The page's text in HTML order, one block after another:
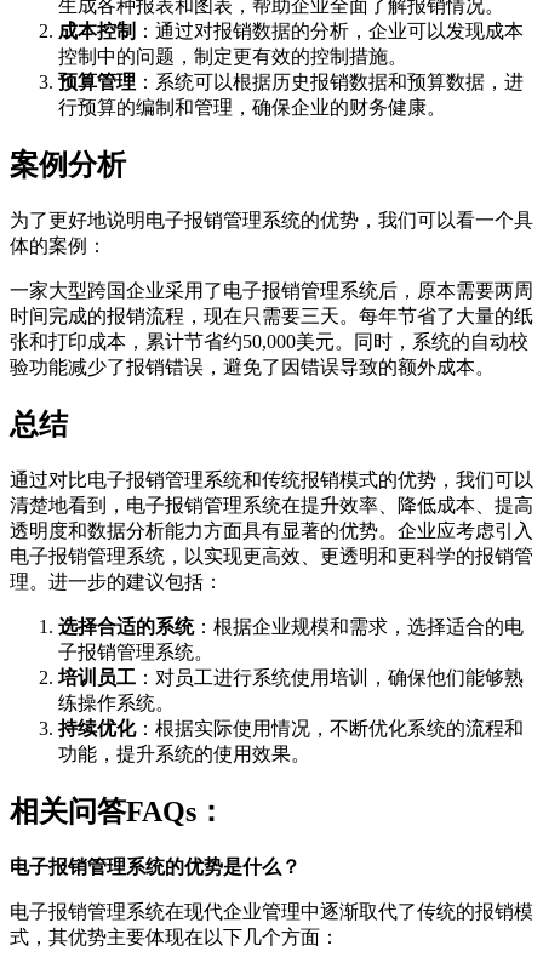
生成各种报表和图表，帮助企业全面了解报销情况。
成本控制 ：通过对报销数据的分析，企业可以发现成本
控制中的问题，制定更有效的控制措施。
预算管理 ：系统可以根据历史报销数据和预算数据，进
行预算的编制和管理，确保企业的财务健康。
案例分析
为了更好地说明电子报销管理系统的优势，我们可以看一个具
体的案例：
一家大型跨国企业采用了电子报销管理系统后，原本需要两周
时间完成的报销流程，现在只需要三天。每年节省了大量的纸
张和打印成本，累计节省约50,000美元。同时，系统的自动校
验功能减少了报销错误，避免了因错误导致的额外成本。
总结
通过对比电子报销管理系统和传统报销模式的优势，我们可以
清楚地看到，电子报销管理系统在提升效率、降低成本、提高
透明度和数据分析能力方面具有显著的优势。企业应考虑引入
电子报销管理系统，以实现更高效、更透明和更科学的报销管
理。进一步的建议包括：
选择合适的系统：根据企业规模和需求，选择适合的电
子报销管理系统。
培训员工 ：对员工进行系统使用培训，确保他们能够熟
练操作系统。
持续优化：根据实际使用情况，不断优化系统的流程和
功能，提升系统的使用效果。
相关问答FAQs：
电子报销管理系统的优势是什么？
电子报销管理系统在现代企业管理中逐渐取代了传统的报销模
式，其优势主要体现在以下几个方面：